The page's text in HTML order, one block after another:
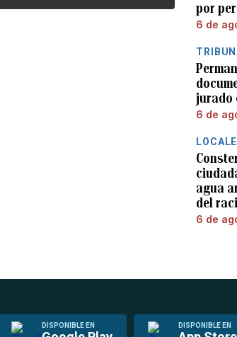
por
6 de
jurado
6 de
agua
del
6 de
DISPONIBLE EN DISPONIBLE EN